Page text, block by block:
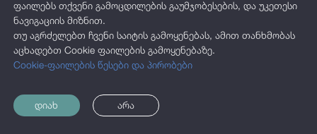
ფაილებს თქვენი გამოცდილების გაუმჯობესების, და უკეთესი
ნავიგაციის მიზნით.
თუ აგრძელებთ ჩვენი საიტის გამოყენებას, ამით თანხმობას
აცხადებთ Cookie ფაილების გამოყენებაზე.
Cookie-ფაილების წესები და პირობები
დიახ არა